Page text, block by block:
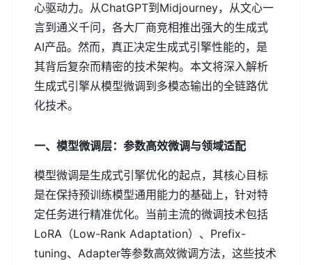
心驱动力。从ChatGPT到Midjourney，从文心一
言到通义千问，各大厂商竞相推出强大的生成式
AI产品。然而，真正决定生成式引擎性能的，是
其背后复杂而精密的技术架构。本文将深入解析
生成式引擎从模型微调到多模态输出的全链路优
化技术。
一、模型微调层：参数高效微调与领域适配
模型微调是生成式引擎优化的起点，其核心目标
是在保持预训练模型通用能力的基础上，针对特
定任务进行精准优化。当前主流的微调技术包括
LoRA（Low-Rank Adaptation）、Prefix-
tuning、Adapter等参数高效微调方法，这些技术